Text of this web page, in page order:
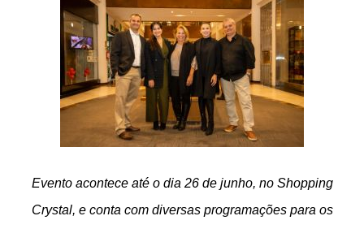
Evento acontece até o dia 26 de junho, no Shopping
Crystal, e conta com diversas programações para os